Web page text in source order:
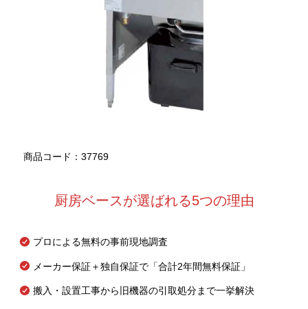
商品コード：37769
厨房ベースが選ばれる5つの理由
プロによる無料の事前現地調査
メーカー保証＋独自保証で「合計2年間無料保証」
搬入・設置工事から旧機器の引取処分まで一挙解決